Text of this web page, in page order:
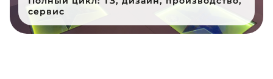
сервис